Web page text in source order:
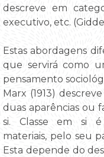
descreve em
executivo, etc.
Estas abordagens
que servirá como
pensamento
Marx (1913)
duas aparências ou
si. Classe em si é
materiais, pelo seu
Esta depende do